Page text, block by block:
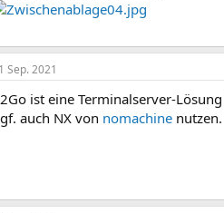
Sep. 2021
ist eine Terminalserver-
auch NX von nomachine